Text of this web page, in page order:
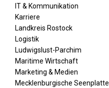
IT & Kommunikation
Karriere
Landkreis Rostock
Logistik
Ludwigslust-Parchim
Maritime Wirtschaft
Marketing & Medien
Mecklenburgische Seenplatte